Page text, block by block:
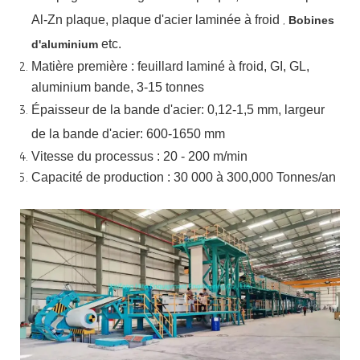
Al-Zn plaque, plaque d'acier laminée à froid , Bobines
d'aluminium etc.
Matière première : feuillard laminé à froid, GI, GL,
aluminium bande, 3-15 tonnes
Épaisseur de la bande d'acier: 0,12-1,5 mm, largeur
de la bande d'acier: 600-1650 mm
Vitesse du processus : 20 - 200 m/min
Capacité de production : 30 000 à 300,000 Tonnes/an